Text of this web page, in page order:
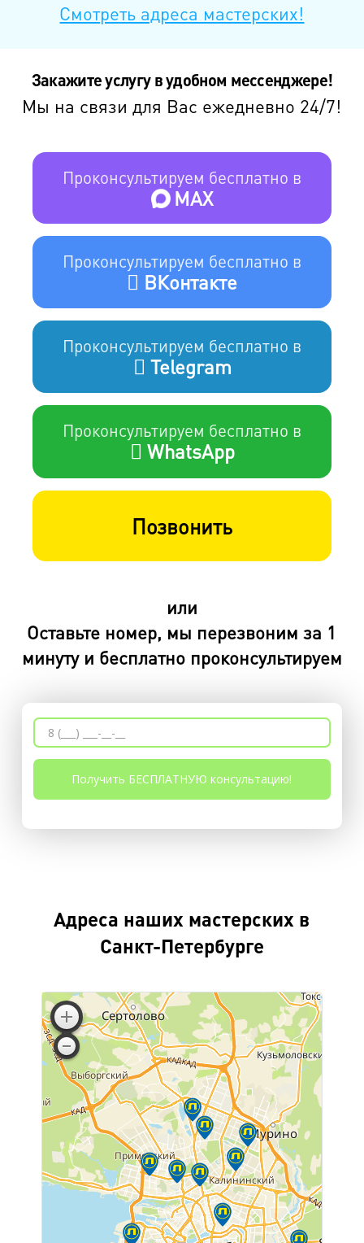
Смотреть адреса мастерских!
Закажите услугу в удобном мессенджере!
Мы на связи для Вас ежедневно 24/7!
Проконсультируем бесплатно в
MAX
Проконсультируем бесплатно в
ВКонтакте
Проконсультируем бесплатно в
Telegram
Проконсультируем бесплатно в
WhatsApp
Позвонить
или
Оставьте номер, мы перезвоним за 1
минуту и бесплатно проконсультируем
Адреса наших мастерских в
Санкт-Петербурге